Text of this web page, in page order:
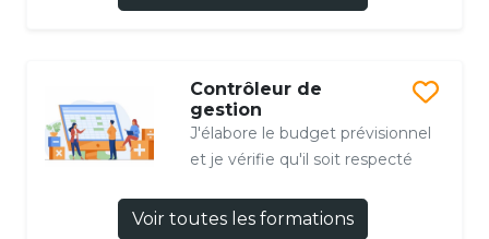
Contrôleur de
gestion
J'élabore le budget prévisionnel
et je vérifie qu'il soit respecté
Voir toutes les formations